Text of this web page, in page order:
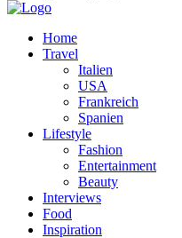
Home
Travel
Italien
USA
Frankreich
Spanien
Lifestyle
Fashion
Entertainment
Beauty
Interviews
Food
Inspiration